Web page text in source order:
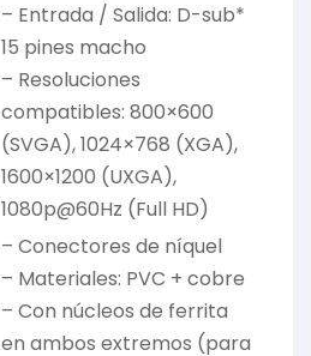
– Entrada / Salida: D-sub*
15 pines macho
– Resoluciones
compatibles: 800×600
(SVGA), 1024×768 (XGA),
1600×1200 (UXGA),
1080p@60Hz (Full HD)
– Conectores de níquel
– Materiales: PVC + cobre
– Con núcleos de ferrita
en ambos extremos (para